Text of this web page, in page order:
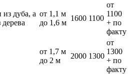
из дуба, а от 1,1 м
до 1,6 м
1600 1100
от
1100
+ по
факту
от 1,7 м
до 2 м
2000 1300
от
1300
+ по
факту